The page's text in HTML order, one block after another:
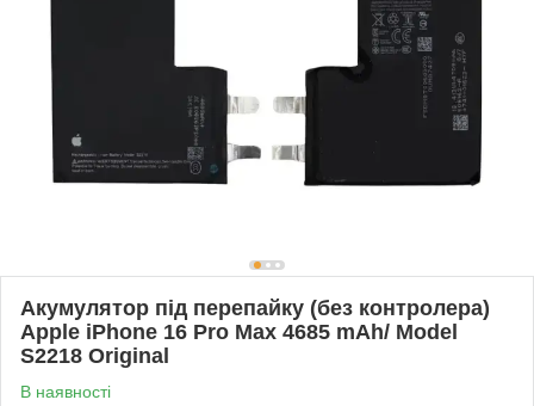
Акумулятор під перепайку (без контролера)
Apple iPhone 16 Pro Max 4685 mAh/ Model
S2218 Original
В наявності